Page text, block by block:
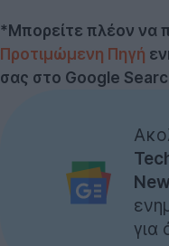
*Μπορείτε πλέον να
Προτιμώμενη Πηγή
σας στο Google
για